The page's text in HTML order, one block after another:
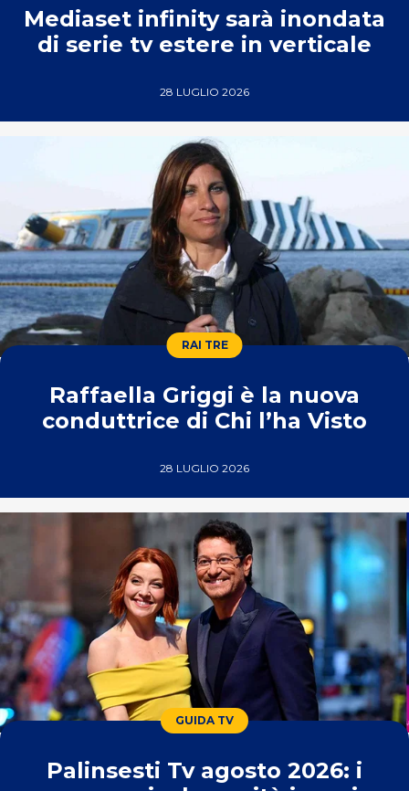
Mediaset infinity sarà inondata
di serie tv estere in verticale
28 LUGLIO 2026
RAI TRE
Raffaella Griggi è la nuova
conduttrice di Chi l’ha Visto
28 LUGLIO 2026
GUIDA TV
Palinsesti Tv agosto 2026: i